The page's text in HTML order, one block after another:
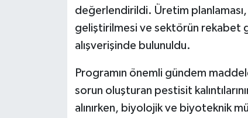
değerlendirildi. Üretim
geliştirilmesi ve sektörün rekabet
alışverişinde bulunuldu.
Programın önemli gündem
sorun oluşturan pestisit
alınırken, biyolojik ve biyoteknik